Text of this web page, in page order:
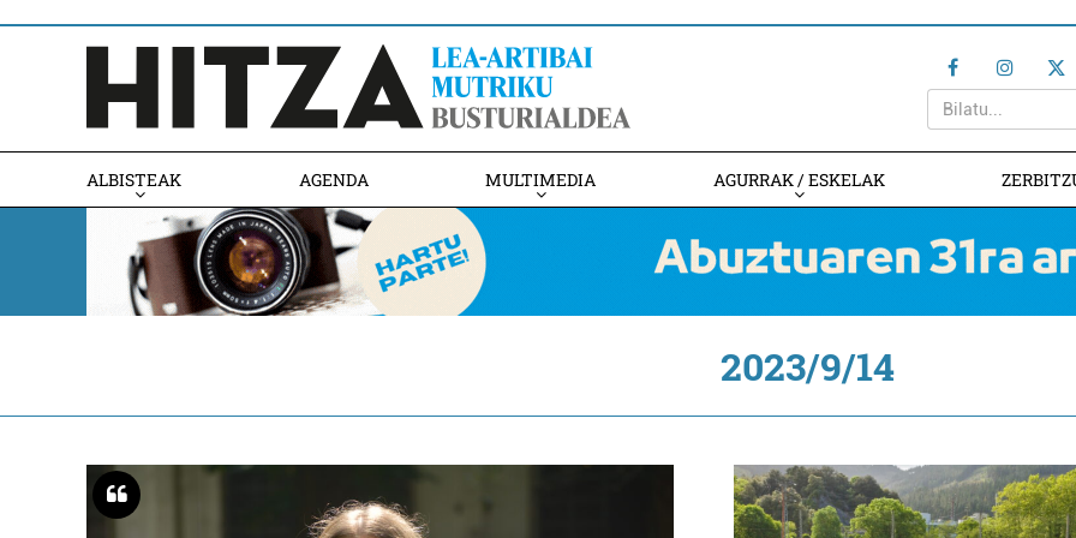
ALBISTEAK AGENDA MULTIMEDIA AGURRAK / ESKELAK
2023/9/14